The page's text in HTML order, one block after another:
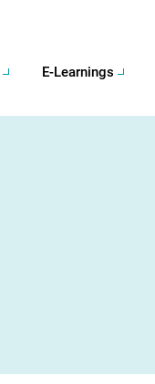
E-Learnings